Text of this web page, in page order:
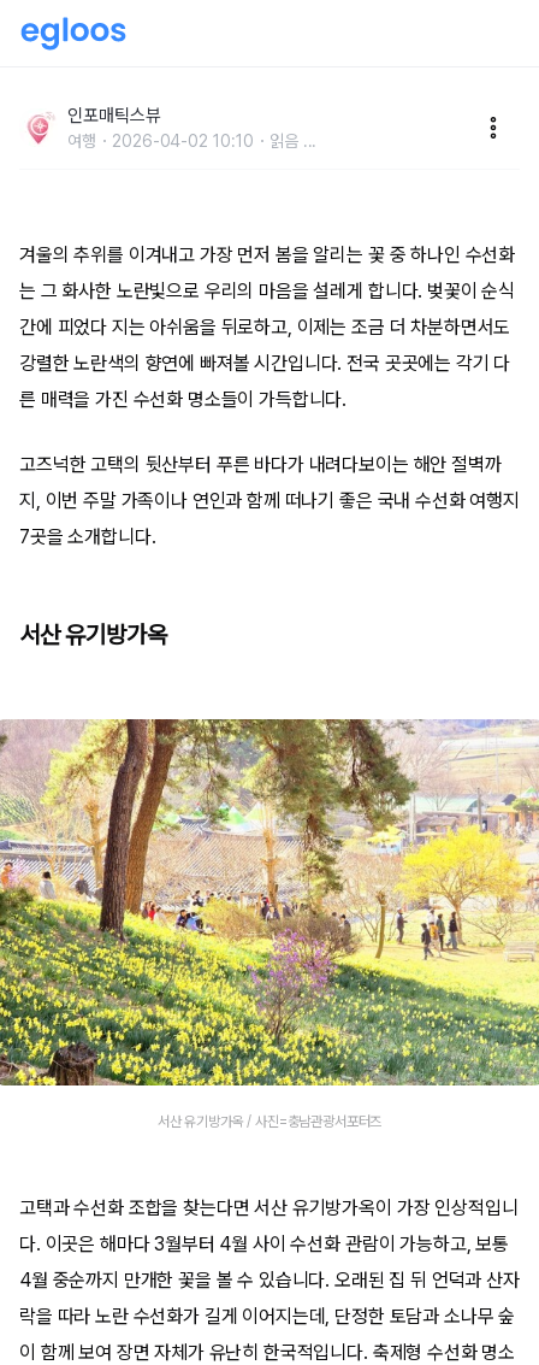
위치·운영시간 정리
인포매틱스뷰
여행 2026-04-02 10:10 읽음 ...
겨울의 추위를 이겨내고 가장 먼저 봄을 알리는 꽃 중 하나인 수선화
는 그 화사한 노란빛으로 우리의 마음을 설레게 합니다. 벚꽃이 순식
간에 피었다 지는 아쉬움을 뒤로하고, 이제는 조금 더 차분하면서도
강렬한 노란색의 향연에 빠져볼 시간입니다. 전국 곳곳에는 각기 다
른 매력을 가진 수선화 명소들이 가득합니다.
고즈넉한 고택의 뒷산부터 푸른 바다가 내려다보이는 해안 절벽까
지, 이번 주말 가족이나 연인과 함께 떠나기 좋은 국내 수선화 여행지
7곳을 소개합니다.
서산 유기방가옥
서산 유기방가옥 / 사진=충남관광서포터즈
고택과 수선화 조합을 찾는다면 서산 유기방가옥이 가장 인상적입니
다. 이곳은 해마다 3월부터 4월 사이 수선화 관람이 가능하고, 보통
4월 중순까지 만개한 꽃을 볼 수 있습니다. 오래된 집 뒤 언덕과 산자
락을 따라 노란 수선화가 길게 이어지는데, 단정한 토담과 소나무 숲
이 함께 보여 장면 자체가 유난히 한국적입니다. 축제형 수선화 명소